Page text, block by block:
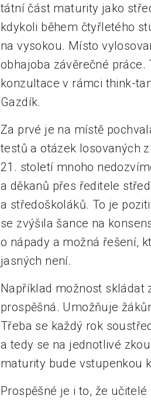
tátní část maturity jako
kdykoli během čtyřletého
na vysokou. Místo
obhajoba závěrečné
konzultace v rámci think-
Gazdík.
Za prvé je na místě
testů a otázek losovaných
21. století mnoho
a děkanů přes ředitele
a středoškoláků. To je
se zvýšila šance na
o nápady a možná řešení,
jasných není.
Například možnost skládat
prospěšná. Umožňuje
Třeba se každý rok
a tedy se na jednotlivé
maturity bude vstupenkou
Prospěšné je i to, že